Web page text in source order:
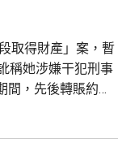
取得財產」案，暫
稱她涉嫌干犯刑事
間，先後轉賬約